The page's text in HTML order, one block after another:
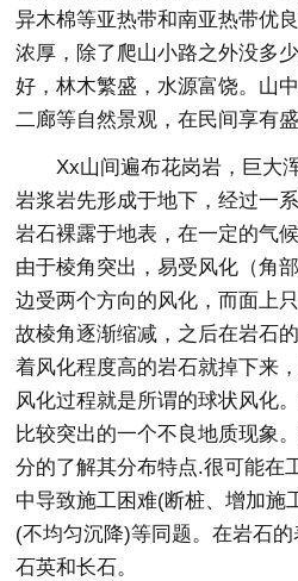
异木棉等亚热带和南亚热带优
浓厚，除了爬山小路之外没多
好，林木繁盛，水源富饶。山
二廊等自然景观，在民间享有盛
Xx山间遍布花岗岩，巨大
岩浆岩先形成于地下，经过一
岩石裸露于地表，在一定的气
由于棱角突出，易受风化（角
边受两个方向的风化，而面上
故棱角逐渐缩减，之后在岩石
着风化程度高的岩石就掉下来
风化过程就是所谓的球状风化
比较突出的一个不良地质现象
分的了解其分布特点.很可能在
中导致施工困难(断桩、增加施
(不均匀沉降)等同题。在岩石
石英和长石。